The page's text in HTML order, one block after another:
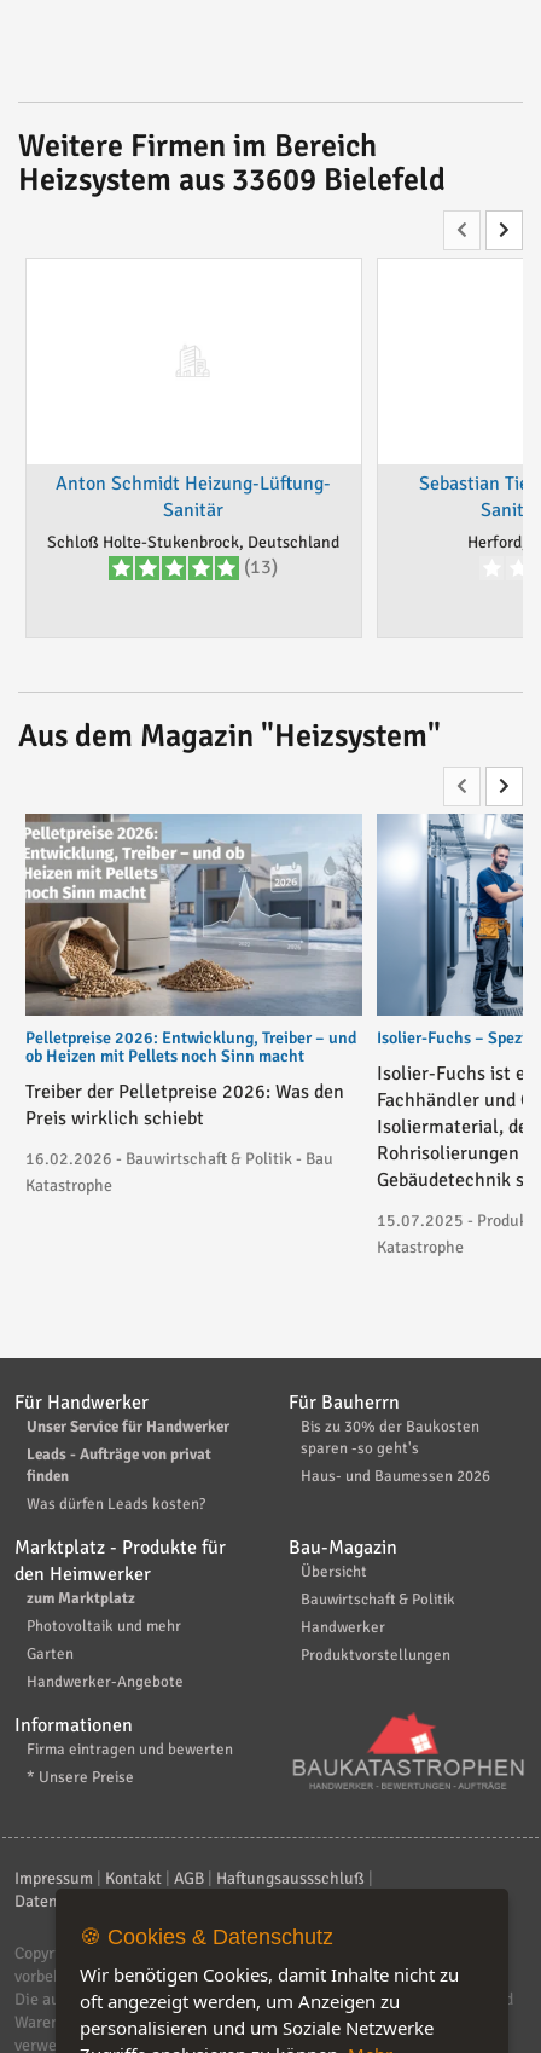
Weitere Firmen im Bereich
Heizsystem aus 33609 Bielefeld
Anton Schmidt Heizung-Lüftung-
Sanitär
Schloß Holte-Stukenbrock, Deutschland
(13)
Sebastian
Herford,
Aus dem Magazin "Heizsystem"
Pelletpreise 2026: Entwicklung, Treiber – und
ob Heizen mit Pellets noch Sinn macht
Treiber der Pelletpreise 2026: Was den
Preis wirklich schiebt
16.02.2026 - Bauwirtschaft & Politik - Bau
Katastrophe
Isolier-Fuchs –
Isolier-Fuchs ist
Fachhändler und
Isoliermaterial, der
Rohrisolierungen
Gebäudetechnik
15.07.2025 -
Katastrophe
Für Handwerker
Unser Service für Handwerker
Leads - Aufträge von privat
finden
Was dürfen Leads kosten?
Für Bauherrn
Bis zu 30% der Baukosten
sparen -so geht's
Haus- und Baumessen 2026
Marktplatz - Produkte für
den Heimwerker
zum Marktplatz
Photovoltaik und mehr
Garten
Handwerker-Angebote
Bau-Magazin
Übersicht
Bauwirtschaft & Politik
Handwerker
Produktvorstellungen
Informationen
Firma eintragen und bewerten
* Unsere Preise
Impressum Kontakt AGB Haftungsaussschluß
Datenschutzerklärung
Copyright © 2026
vorbehalten.
Die auf dieser Seite verwendeten Produktbezeichnungen, Namen und
Warenzeichen sind Eigentum der jeweiligen Firmen. Unser Portal
verwendet Affiliat-Links, für dir wir Geld erhalten.
🍪 Cookies & Datenschutz
Wir benötigen Cookies, damit Inhalte nicht zu
oft angezeigt werden, um Anzeigen zu
personalisieren und um Soziale Netzwerke